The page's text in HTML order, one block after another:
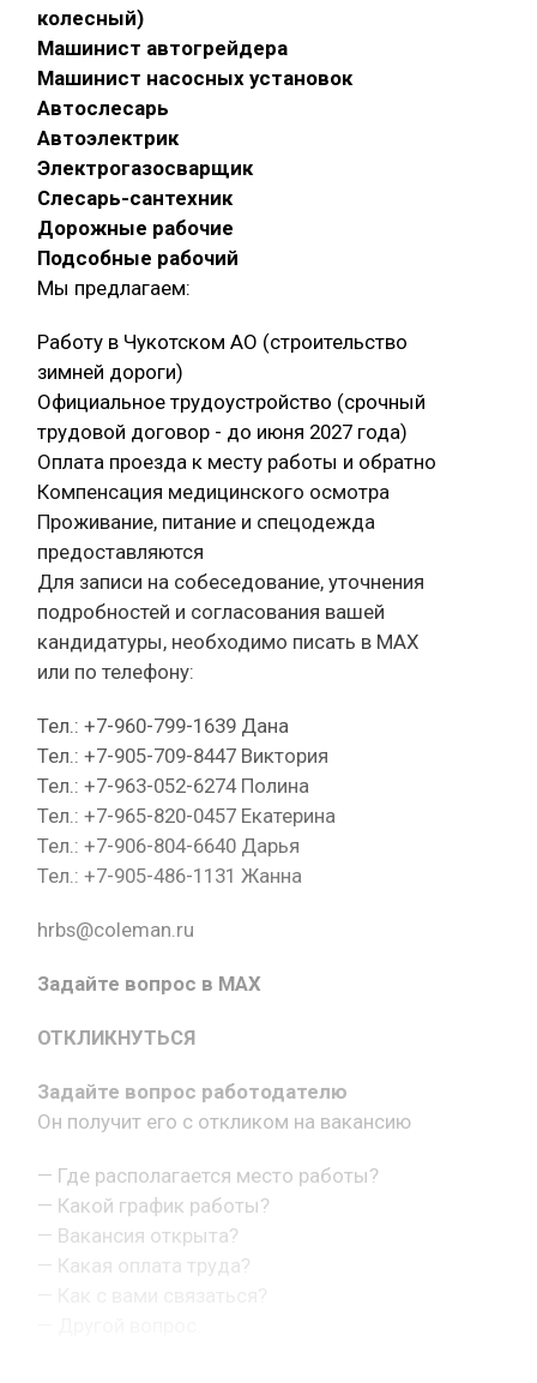
колесный)
Машинист автогрейдера
Машинист насосных установок
Автослесарь
Автоэлектрик
Электрогазосварщик
Слесарь-сантехник
Дорожные рабочие
Подсобные рабочий
Мы предлагаем:
Работу в Чукотском АО (строительство
зимней дороги)
Официальное трудоустройство (срочный
трудовой договор - до июня 2027 года)
Оплата проезда к месту работы и обратно
Компенсация медицинского осмотра
Проживание, питание и спецодежда
предоставляются
Для записи на собеседование, уточнения
подробностей и согласования вашей
кандидатуры, необходимо писать в МАХ
или по телефону:
Тел.: +7-960-799-1639 Дана
Тел.: +7-905-709-8447 Виктория
Тел.: +7-963-052-6274 Полина
Тел.: +7-965-820-0457 Екатерина
Тел.: +7-906-804-6640 Дарья
Тел.: +7-905-486-1131 Жанна
hrbs@coleman.ru
Задайте вопрос в MAX
ОТКЛИКНУТЬСЯ
Задайте вопрос работодателю
Он получит его с откликом на вакансию
— Где располагается место работы?
— Какой график работы?
— Вакансия открыта?
— Какая оплата труда?